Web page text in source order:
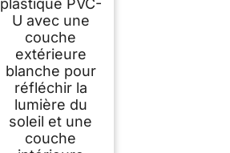
plastique PVC-
U avec une
couche
extérieure
blanche pour
réfléchir la
lumière du
soleil et une
couche